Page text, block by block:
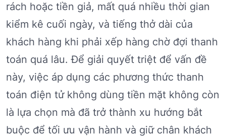
rách hoặc tiền giả, mất quá nhiều thời gian
kiểm kê cuối ngày, và tiếng thở dài của
khách hàng khi phải xếp hàng chờ đợi thanh
toán quá lâu. Để giải quyết triệt để vấn đề
này, việc áp dụng các phương thức thanh
toán điện tử không dùng tiền mặt không còn
là lựa chọn mà đã trở thành xu hướng bắt
buộc để tối ưu vận hành và giữ chân khách